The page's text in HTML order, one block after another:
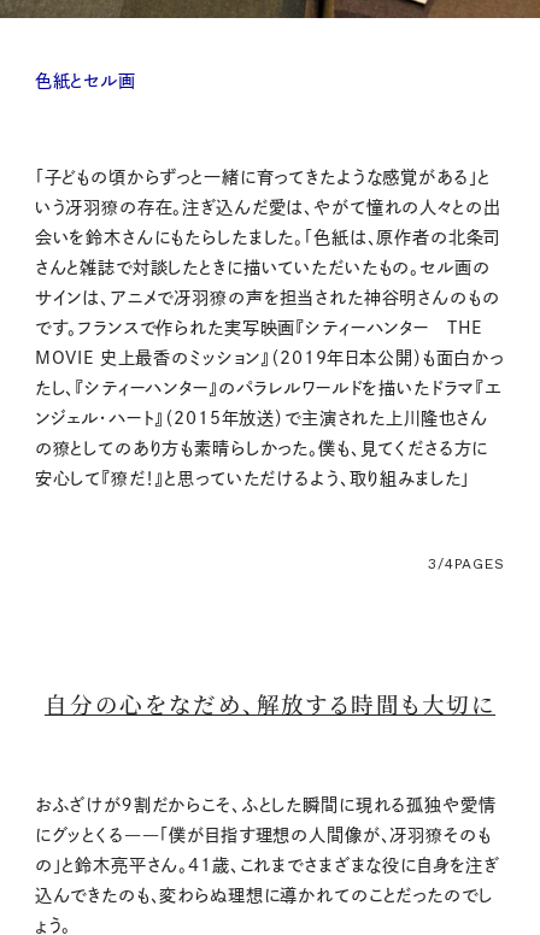
色紙とセル画
「子どもの頃からずっと一緒に育ってきたような感覚がある」と
いう冴羽獠の存在。注ぎ込んだ愛は、やがて憧れの人々との出
会いを鈴木さんにもたらしたました。「色紙は、原作者の北条司
さんと雑誌で対談したときに描いていただいたもの。セル画の
サインは、アニメで冴羽獠の声を担当された神谷明さんのもの
です。フランスで作られた実写映画『シティーハンター THE
MOVIE 史上最香のミッション』（2019年日本公開）も面白かっ
たし、『シティーハンター』のパラレルワールドを描いたドラマ『エ
ンジェル・ハート』（2015年放送）で主演された上川隆也さん
の獠としてのあり方も素晴らしかった。僕も、見てくださる方に
安心して『獠だ！』と思っていただけるよう、取り組みました」
3/4PAGES
自分の心をなだめ、解放する時間も大切に
おふざけが９割だからこそ、ふとした瞬間に現れる孤独や愛情
にグッとくる――「僕が目指す理想の人間像が、冴羽獠そのも
の」と鈴木亮平さん。41歳、これまでさまざまな役に自身を注ぎ
込んできたのも、変わらぬ理想に導かれてのことだったのでし
ょう。